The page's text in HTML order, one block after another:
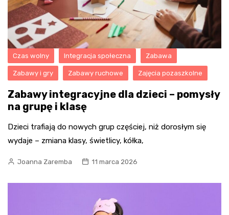
Czas wolny Integracja społeczna Zabawa
Zabawy i gry Zabawy ruchowe Zajęcia pozaszkolne
Zabawy integracyjne dla dzieci – pomysły
na grupę i klasę
Dzieci trafiają do nowych grup częściej, niż dorosłym się
wydaje – zmiana klasy, świetlicy, kółka,
Joanna Zaremba 11 marca 2026